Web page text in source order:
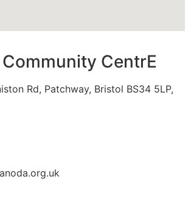
CentrE
Rd, Patchway, Bristol BS34 5LP,